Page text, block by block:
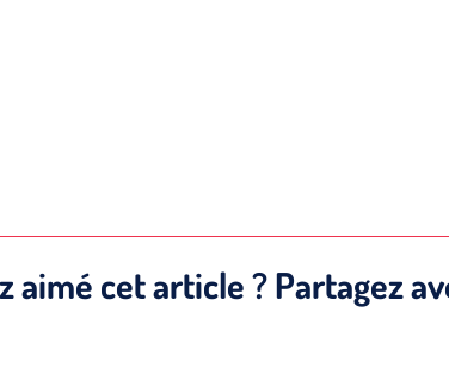
aimé cet article ? Partagez